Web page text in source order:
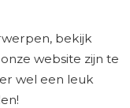
bekijk
website zijn te
wel een leuk